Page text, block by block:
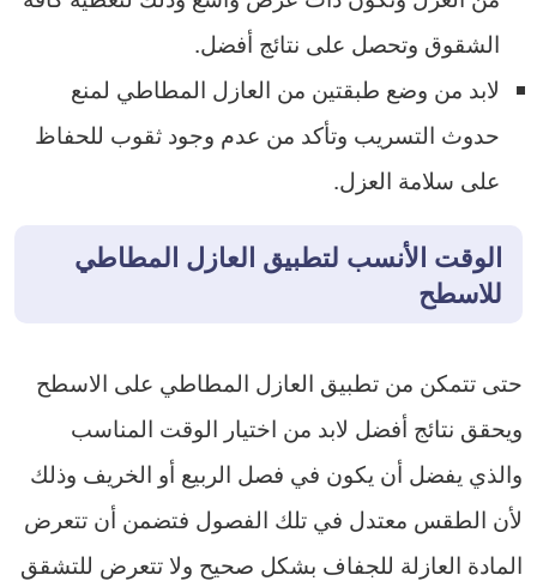
الشقوق وتحصل على نتائج أفضل.
لابد من وضع طبقتين من العازل المطاطي لمنع
حدوث التسريب وتأكد من عدم وجود ثقوب للحفاظ
على سلامة العزل.
الوقت الأنسب لتطبيق العازل المطاطي
للاسطح
حتى تتمكن من تطبيق العازل المطاطي على الاسطح
ويحقق نتائج أفضل لابد من اختيار الوقت المناسب
والذي يفضل أن يكون في فصل الربيع أو الخريف وذلك
لأن الطقس معتدل في تلك الفصول فتضمن أن تتعرض
المادة العازلة للجفاف بشكل صحيح ولا تتعرض للتشقق